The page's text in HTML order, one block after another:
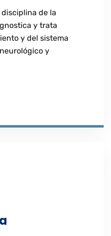
de la
y trata
y del sistema
y